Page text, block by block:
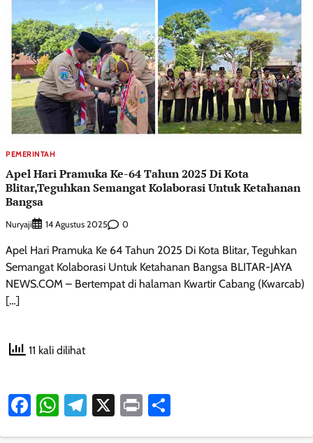
PEMERINTAH
Apel Hari Pramuka Ke-64 Tahun 2025 Di Kota
Blitar,Teguhkan Semangat Kolaborasi Untuk Ketahanan
Bangsa
Nuryaji 14 Agustus 2025 0
Apel Hari Pramuka Ke 64 Tahun 2025 Di Kota Blitar, Teguhkan
Semangat Kolaborasi Untuk Ketahanan Bangsa BLITAR-JAYA
NEWS.COM – Bertempat di halaman Kwartir Cabang (Kwarcab)
[…]
11 kali dilihat
Facebook
WhatsApp
Telegram
X Print